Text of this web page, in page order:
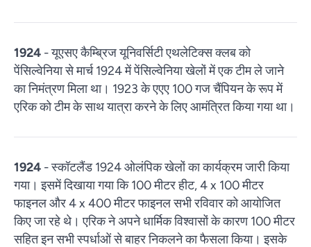
1924 - यूएसए कैम्ब्रिज यूनिवर्सिटी एथलेटिक्स क्लब को
पेंसिल्वेनिया से मार्च 1924 में पेंसिल्वेनिया खेलों में एक टीम ले जाने
का निमंत्रण मिला था। 1923 के एएए 100 गज चैंपियन के रूप में
एरिक को टीम के साथ यात्रा करने के लिए आमंत्रित किया गया था।
1924 - स्कॉटलैंड 1924 ओलंपिक खेलों का कार्यक्रम जारी किया
गया। इसमें दिखाया गया कि 100 मीटर हीट, 4 x 100 मीटर
फाइनल और 4 x 400 मीटर फाइनल सभी रविवार को आयोजित
किए जा रहे थे। एरिक ने अपने धार्मिक विश्वासों के कारण 100 मीटर
सहित इन सभी स्पर्धाओं से बाहर निकलने का फैसला किया। इसके